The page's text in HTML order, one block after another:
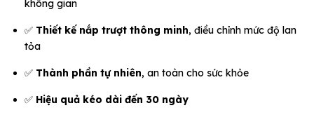
không gian
✅ Thiết kế nắp trượt thông minh, điều chỉnh mức độ lan
tỏa
✅ Thành phần tự nhiên, an toàn cho sức khỏe
✅ Hiệu quả kéo dài đến 30 ngày